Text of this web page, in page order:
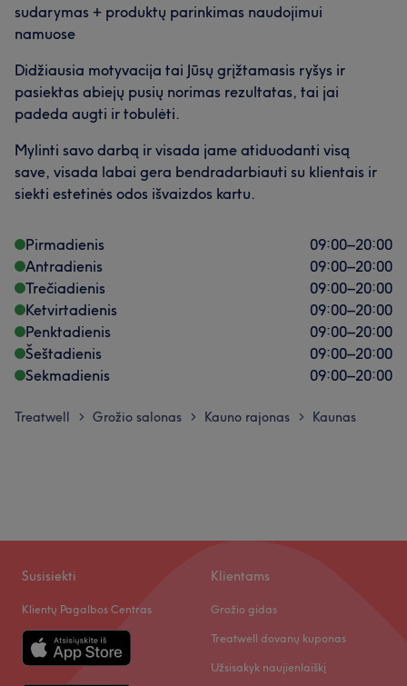
sudarymas + produktų parinkimas naudojimui
namuose
Didžiausia motyvacija tai Jūsų grįžtamasis ryšys ir
pasiektas abiejų pusių norimas rezultatas, tai jai
padeda augti ir tobulėti.
Mylinti savo darbą ir visada jame atiduodanti visą
save, visada labai gera bendradarbiauti su klientais ir
siekti estetinės odos išvaizdos kartu.
Pirmadienis 09:00–20:00
Antradienis
09:00–20:00
Trečiadienis
09:00–20:00
Ketvirtadienis
09:00–20:00
Penktadienis
09:00–20:00
Šeštadienis
09:00–20:00
Sekmadienis
09:00–20:00
Treatwell > Grožio salonas > Kauno rajonas > Kaunas
Susisiekti
Klientų Pagalbos Centras
Klientams
Grožio gidas
Treatwell dovanų kuponas
Užsisakyk naujienlaiškį